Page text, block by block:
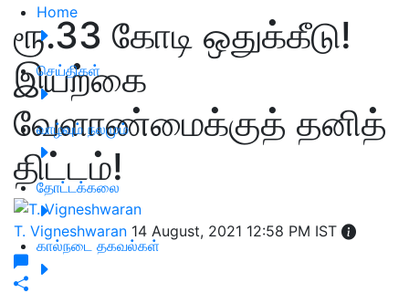
Home
செய்திகள்
வாழ்வும் நலமும்
தோட்டக்கலை
கால்நடை தகவல்கள்
ரூ.33 கோடி ஒதுக்கீடு!
இயற்கை
வேளாண்மைக்குத் தனித்
திட்டம்!
T. Vigneshwaran 14 August, 2021 12:58 PM IST